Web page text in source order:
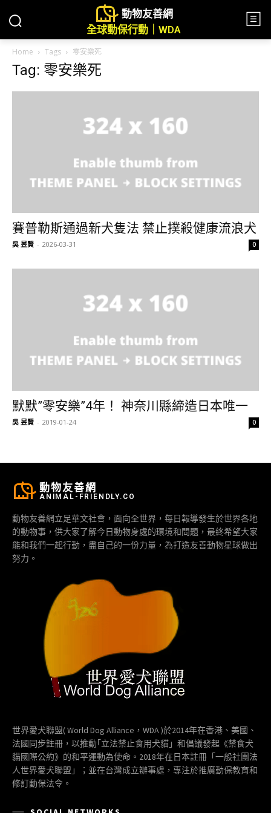
動物友善網
全球動保行動｜WDA
Home Tags 零安樂死
Tag: 零安樂死
賽普勒斯通過新犬隻法 禁止撲殺健康流浪犬
吳 昱賢 - 2026-03-31 0
默默”零安樂”4年！ 神奈川縣締造日本唯一
吳 昱賢 - 2019-01-24 0
動物友善網
ANIMAL-FRIENDLY.CO
動物友善網立足華文社會，面向全世界，每日報導發生於世界各地
的動物事，供大家了解今日動物身處的環境和問題，最終希望大家
能和我們一起行動，盡自己的一份力量，為打造友善動物星球做出
努力。
世界愛犬聯盟( World Dog Alliance，WDA )於2014年在香港、美國、
法國同步註冊，以推動｢立法禁止食用犬貓」和倡議發起《禁食犬
貓國際公約》的和平運動為使命。2018年在日本註冊「一般社團法
人世界愛犬聯盟」；並在台灣成立辦事處，專注於推廣動保教育和
修訂動保法令。